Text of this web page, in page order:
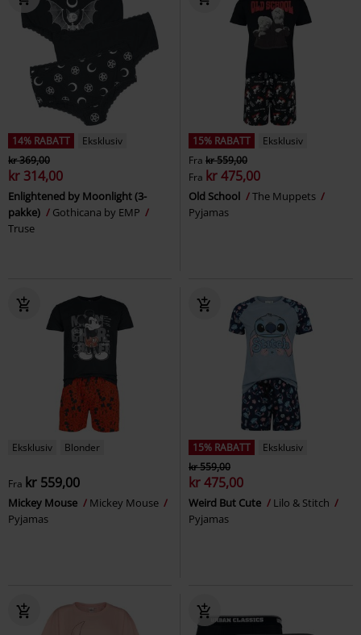
14% RABATT
Eksklusiv
kr 369,00
kr 314,00
Enlightened by Moonlight (3-
pakke)
Gothicana by EMP
Truse
15% RABATT
Eksklusiv
Fra kr 559,00
Fra kr 475,00
Old School
The Muppets
Pyjamas
Eksklusiv Blonder
Fra kr 559,00
Mickey Mouse
Mickey Mouse
Pyjamas
15% RABATT
Eksklusiv
kr 559,00
kr 475,00
Weird But Cute
Lilo & Stitch
Pyjamas